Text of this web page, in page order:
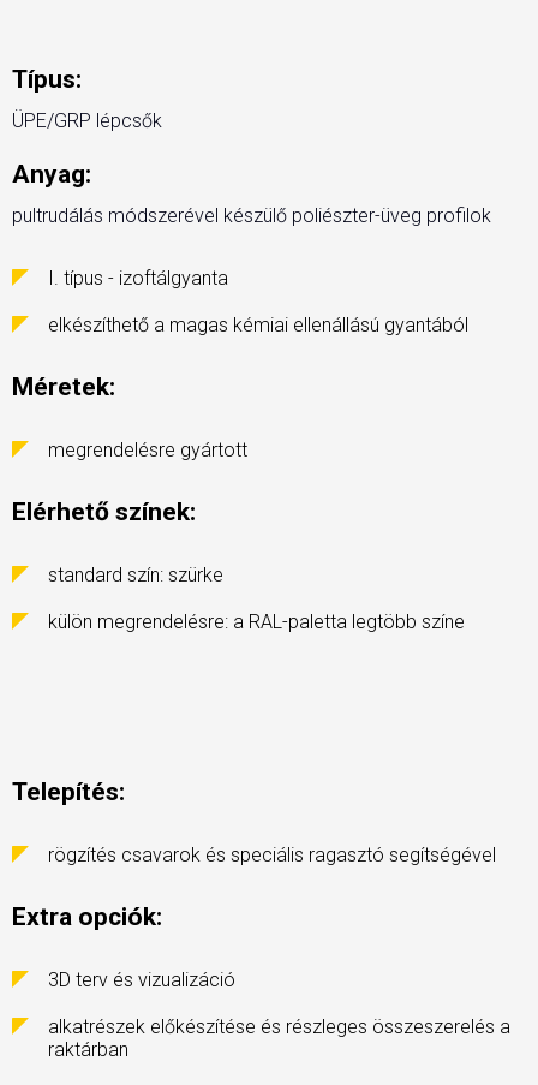
Típus:
ÜPE/GRP lépcsők
Anyag:
pultrudálás módszerével készülő poliészter-üveg profilok
I. típus - izoftálgyanta
elkészíthető a magas kémiai ellenállású gyantából
Méretek:
megrendelésre gyártott
Elérhető színek:
standard szín: szürke
külön megrendelésre: a RAL-paletta legtöbb színe
Telepítés:
rögzítés csavarok és speciális ragasztó segítségével
Extra opciók:
3D terv és vizualizáció
alkatrészek előkészítése és részleges összeszerelés a
raktárban